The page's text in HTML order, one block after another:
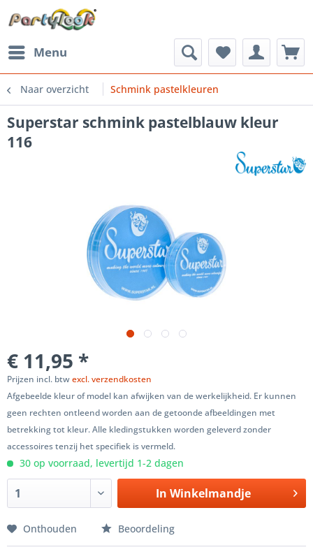
Menu
Naar overzicht Schmink pastelkleuren
Superstar schmink pastelblauw kleur
116
€ 11,95 *
Prijzen incl. btwexcl. verzendkosten
Afgebeelde kleur of model kan afwijken van de werkelijkheid. Er kunnen
geen rechten ontleend worden aan de getoonde afbeeldingen met
betrekking tot kleur. Alle kledingstukken worden geleverd zonder
accessoires tenzij het specifiek is vermeld.
30 op voorraad, levertijd 1-2 dagen
In Winkelmandje
Onthouden Beoordeling